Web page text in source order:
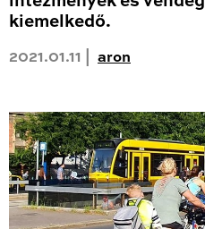
kiemelkedő.
2021.01.11 | aron